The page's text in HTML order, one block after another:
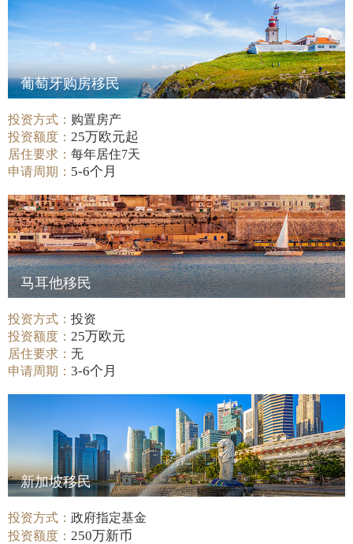
葡萄牙购房移民
投资方式： 购置房产
投资额度： 25万欧元起
居住要求：每年居住7天
申请周期： 5-6个月
马耳他移民
投资方式：投资
投资额度： 25万欧元
居住要求：无
申请周期：3-6个月
新加坡移民
投资方式：政府指定基金
投资额度： 250万新币